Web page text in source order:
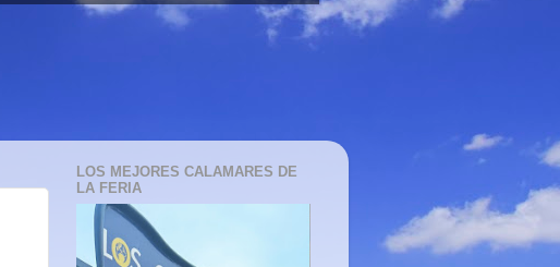
LOS MEJORES CALAMARES DE
LA FERIA